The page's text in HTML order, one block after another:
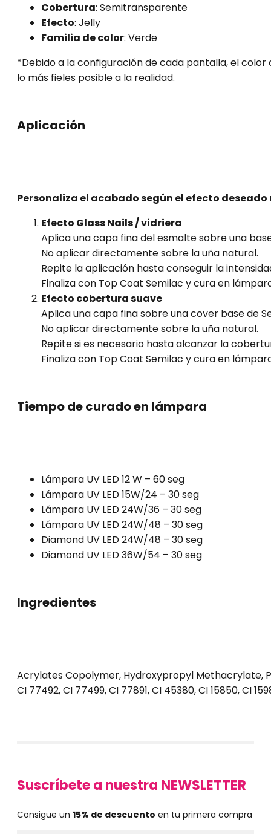
Cobertura: Semitransparente
Efecto: Jelly
Familia de color: Verde
*Debido a la configuración de cada pantalla, el
lo más fieles posible a la realidad.
Aplicación
Personaliza el acabado según el efecto
Efecto Glass Nails / vidriera
Aplica una capa fina del esmalte sobre una
No aplicar directamente sobre la uña natural.
Repite la aplicación hasta conseguir la
Finaliza con Top Coat Semilac y cura en
Efecto cobertura suave
Aplica una capa fina sobre una cover base de
No aplicar directamente sobre la uña natural.
Repite si es necesario hasta alcanzar la
Finaliza con Top Coat Semilac y cura en
Tiempo de curado en lámpara
Lámpara UV LED 12 W – 60 seg
Lámpara UV LED 15W/24 – 30 seg
Lámpara UV LED 24W/36 – 30 seg
Lámpara UV LED 24W/48 – 30 seg
Diamond UV LED 24W/48 – 30 seg
Diamond UV LED 36W/54 – 30 seg
Ingredientes
Acrylates Copolymer, Hydroxypropyl Methacrylate,
CI 77492, CI 77499, CI 77891, CI 45380, CI 15850, CI
Suscríbete a nuestra NEWSLETTER
Consigue un 15% de descuento en tu primera compra